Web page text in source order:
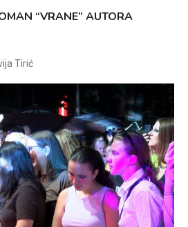
“VRANE” AUTORA
Tirić